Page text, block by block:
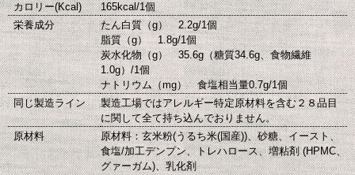
カロリー(Kcal)
165kcal/1個
栄養成分
たん白質（g） 2.2g/1個
脂質（g） 1.8g/1個
炭水化物（g） 35.6g（糖質34.6g、食物繊維
1.0g）/1個
ナトリウム（mg） 食塩相当量0.7g/1個
同じ製造ライン
製造工場ではアレルギー特定原材料を含む２８品目
に関して全て持ち込んでおりません。
原材料
原材料：玄米粉(うるち米(国産))、砂糖、イースト、
食塩/加工デンプン、トレハロース、増粘剤 (HPMC、
グァーガム)、乳化剤